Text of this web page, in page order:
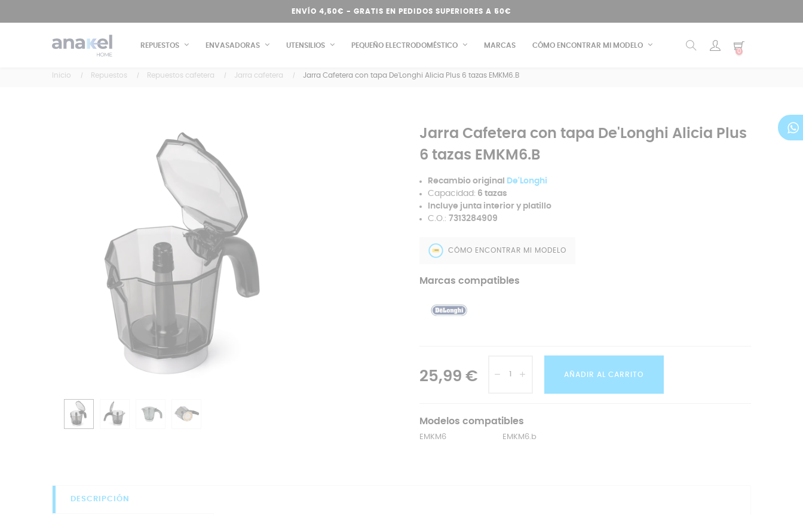
ENVÍO 4,50€ - GRATIS EN PEDIDOS SUPERIORES A 50€
REPUESTOS ENVASADORAS UTENSILIOS PEQUEÑO ELECTRODOMÉSTICO MARCAS CÓMO ENCONTRAR MI MODELO
0
Inicio Repuestos Repuestos cafetera Jarra cafetera Jarra Cafetera con tapa De'Longhi Alicia Plus 6 tazas EMKM6.B
Jarra Cafetera con tapa De'Longhi Alicia Plus
6 tazas EMKM6.B
Recambio original
De'Longhi
Capacidad: 6 tazas
Incluye junta interior y platillo
C.O.: 7313284909
CÓMO ENCONTRAR MI MODELO
Marcas compatibles
25,99 € AÑADIR AL CARRITO
Modelos compatibles
EMKM6 EMKM6.b
DESCRIPCIÓN